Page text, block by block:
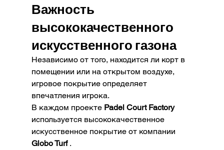
Важность
высококачественного
искусственного газона
Независимо от того, находится ли корт в
помещении или на открытом воздухе,
игровое покрытие определяет
впечатления игрока.
В каждом проекте Padel Court Factory
используется высококачественное
искусственное покрытие от компании
Globo Turf .